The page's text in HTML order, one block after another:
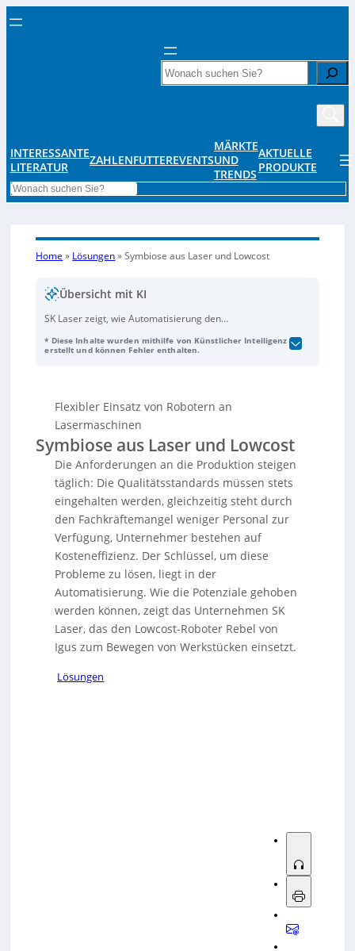
Search
INTERESSANTE
LITERATUR
ZAHLENFUTTEREVENTS
MÄRKTE
UND
TRENDS
AKTUELLE
PRODUKTE
Search
Home » Lösungen»Symbiose aus Laser und Lowcost
Übersicht mit KI
SK Laser zeigt, wie Automatisierung den
indem das Unternehmen Low-Cost-Roboter von Igus in
flexible Produktion trotz Fachkräftemangel. SK Laser,
spezialisiert auf kundenspezifische Laseranlagen,
setzt auf innovative Lösungen zur Automatisierung
von Einlege- und Entnahmeprozessen. Die
Geschäftsführerin Dina Reit nutzt zudem soziale
Medien, um ihre Arbeit und die
Automatisierungspotenziale in der Lasertechnologie
zu präsentieren. Das Unternehmen bietet diverse
Lasertypen an, maßgeschneidert für
Kundenbedürfnisse, und plant, die erfolgreiche
Zusammenarbeit mit Igus weiter auszubauen.
* Diese Inhalte wurden mithilfe von Künstlicher Intelligenz
erstellt und können Fehler enthalten.
Flexibler Einsatz von Robotern an
Lasermaschinen
Symbiose aus Laser und Lowcost
Die Anforderungen an die Produktion steigen
täglich: Die Qualitätsstandards müssen stets
eingehalten werden, gleichzeitig steht durch
den Fachkräftemangel weniger Personal zur
Verfügung, Unternehmer bestehen auf
Kosteneffizienz. Der Schlüssel, um diese
Probleme zu lösen, liegt in der
Automatisierung. Wie die Potenziale gehoben
werden können, zeigt das Unternehmen SK
Laser, das den Lowcost-Roboter Rebel von
Igus zum Bewegen von Werkstücken einsetzt.
Lösungen